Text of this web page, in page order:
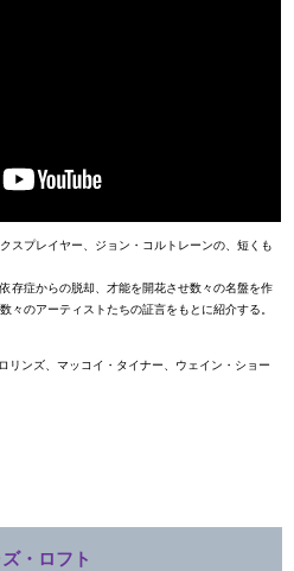
スプレイヤー、ジョン・コルトレーンの、短くも
存症からの脱却、才能を開花させ数々の名盤を作
々のアーティストたちの証言をもとに紹介する。
ンズ、マッコイ・タイナー、ウェイン・ショー
・ロフト